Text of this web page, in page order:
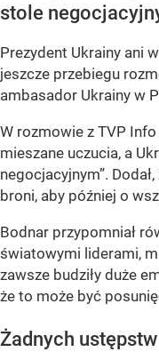
stole
Prezydent Ukrainy ani
jeszcze przebiegu
ambasador Ukrainy w
W rozmowie z TVP
mieszane uczucia, a
negocjacyjnym”.
broni, aby później o
Bodnar przypomniał
światowymi liderami,
zawsze budziły duże
że to może być
Żadnych